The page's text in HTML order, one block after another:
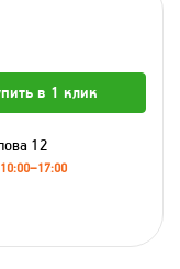
в 1 клик
12